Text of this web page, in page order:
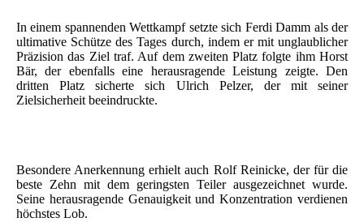
In einem spannenden Wettkampf setzte sich Ferdi Damm als der
ultimative Schütze des Tages durch, indem er mit unglaublicher
Präzision das Ziel traf. Auf dem zweiten Platz folgte ihm Horst
Bär, der ebenfalls eine herausragende Leistung zeigte. Den
dritten Platz sicherte sich Ulrich Pelzer, der mit seiner
Zielsicherheit beeindruckte.
Besondere Anerkennung erhielt auch Rolf Reinicke, der für die
beste Zehn mit dem geringsten Teiler ausgezeichnet wurde.
Seine herausragende Genauigkeit und Konzentration verdienen
höchstes Lob.